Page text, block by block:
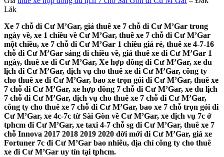
Lăk
Xe 7 chỗ đi Cư M’Gar, giá thuê xe 7 chỗ đi Cư M’Gar trong
ngày về, xe 1 chiều về Cư M’Gar, thuê xe 7 chỗ đi Cư M’Gar
một chiều, xe 7 chỗ đi Cư M’Gar 1 chiều giá rẻ, thuê xe 4-7-16
chỗ đi Cư M’Gar sáng đi chiều về, giá thuê xe đi Cư M’Gar 1
ngày, thuê xe đi Cư M’Gar, Xe hợp đồng đi Cư M’Gar, xe du
lịch đi Cư M’Gar, dịch vụ cho thuê xe đi Cư M’Gar, công ty
cho thuê xe đi Cư M’Gar, bao xe trọn gói đi Cư M’Gar, thuê xe
7 chỗ đi Cư M’Gar, xe hợp đồng 7 chỗ đi Cư M’Gar, xe du lịch
7 chỗ đi Cư M’Gar, dịch vụ cho thuê xe 7 chỗ đi Cư M’Gar,
công ty cho thuê xe 7 chỗ đi Cư M’Gar, bao xe 7 chỗ trọn gói đi
Cư M’Gar, xe 4c-7c từ Sài Gòn về Cư M’Gar, xe dịch vụ 7c ở
tphcm đi Cư M’Gar, xe taxi 4-7 chỗ sg đi Cư M’Gar, thuê xe 7
chỗ Innova 2017 2018 2019 2020 đời mới đi Cư M’Gar, giá xe
Fortuner 7c đi Cư M’Gar bao nhiêu, địa chỉ công ty cho thuê
xe đi Cư M’Gar uy tín tại tphcm.